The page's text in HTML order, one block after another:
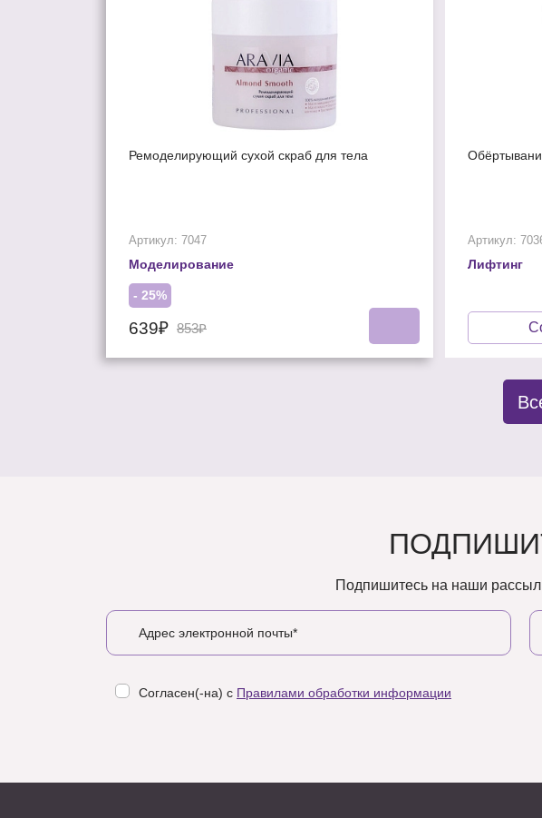
Ремоделирующий сухой скраб для тела
Артикул: 7047
Моделирование
- 25%
639₽ 853₽
Артикул:
Лифтинг
Подпишитесь на наши
Согласен(-на) с Правилами обработки информации